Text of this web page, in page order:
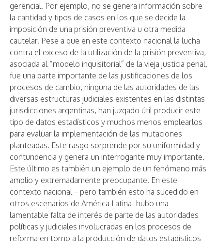
gerencial. Por ejemplo, no se genera información sobre
la cantidad y tipos de casos en los que se decide la
imposición de una prisión preventiva u otra medida
cautelar. Pese a que en este contexto nacional la lucha
contra el exceso de la utilización de la prisión preventiva,
asociada al “modelo inquisitorial” de la vieja justicia penal,
fue una parte importante de las justificaciones de los
procesos de cambio, ninguna de las autoridades de las
diversas estructuras judiciales existentes en las distintas
jurisdicciones argentinas, han juzgado útil producir este
tipo de datos estadísticos y muchos menos emplearlos
para evaluar la implementación de las mutaciones
planteadas. Este rasgo sorprende por su uniformidad y
contundencia y genera un interrogante muy importante.
Este último es también un ejemplo de un fenómeno más
amplio y extremadamente preocupante. En este
contexto nacional – pero también esto ha sucedido en
otros escenarios de América Latina- hubo una
lamentable falta de interés de parte de las autoridades
políticas y judiciales involucradas en los procesos de
reforma en torno a la producción de datos estadísticos